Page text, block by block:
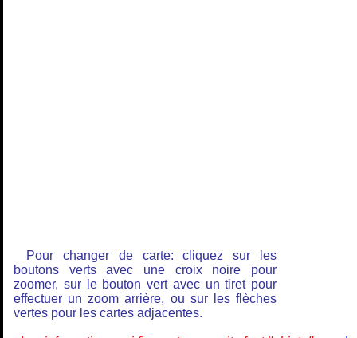
Pour changer de carte: cliquez sur les
boutons verts avec une croix noire pour
zoomer, sur le bouton vert avec un tiret pour
effectuer un zoom arrière, ou sur les flèches
vertes pour les cartes adjacentes.